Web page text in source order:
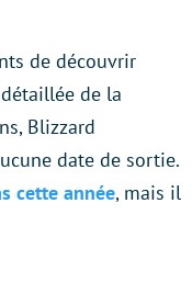
de découvrir
de la
Blizzard
date de sortie.
cette année, mais il